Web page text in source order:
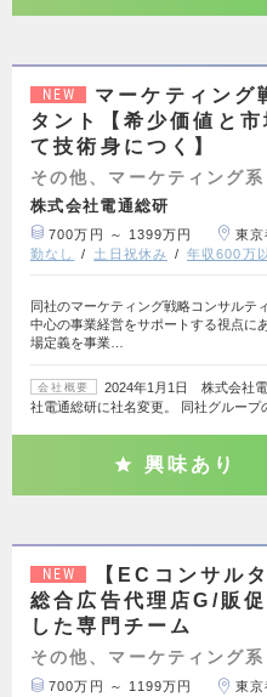
NEW
マーケティング
タント【希少価値と
て技術身につく】
その他、マーケティング系
株式会社電通総研
700万円 ～ 1399万円 東京
勤なし
土日祝休み 年収600万
同社のマーケティング戦略コンサルテ
中心の事業経営をサポートする視点に
場定義を事業…
会社概要
2024年1月1日 株式会社
社電通総研に社名変更。 同社グループ
興味あり
NEW
【ECコンサル
総合広告代理店G/販
した専門チーム
その他、マーケティング系
700万円 ～ 1199万円 東京